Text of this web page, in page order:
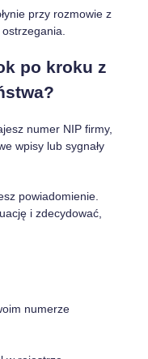
przy rozmowie z
po kroku z
numer NIP firmy,
wpisy lub sygnały
powiadomienie.
i zdecydować,
numerze